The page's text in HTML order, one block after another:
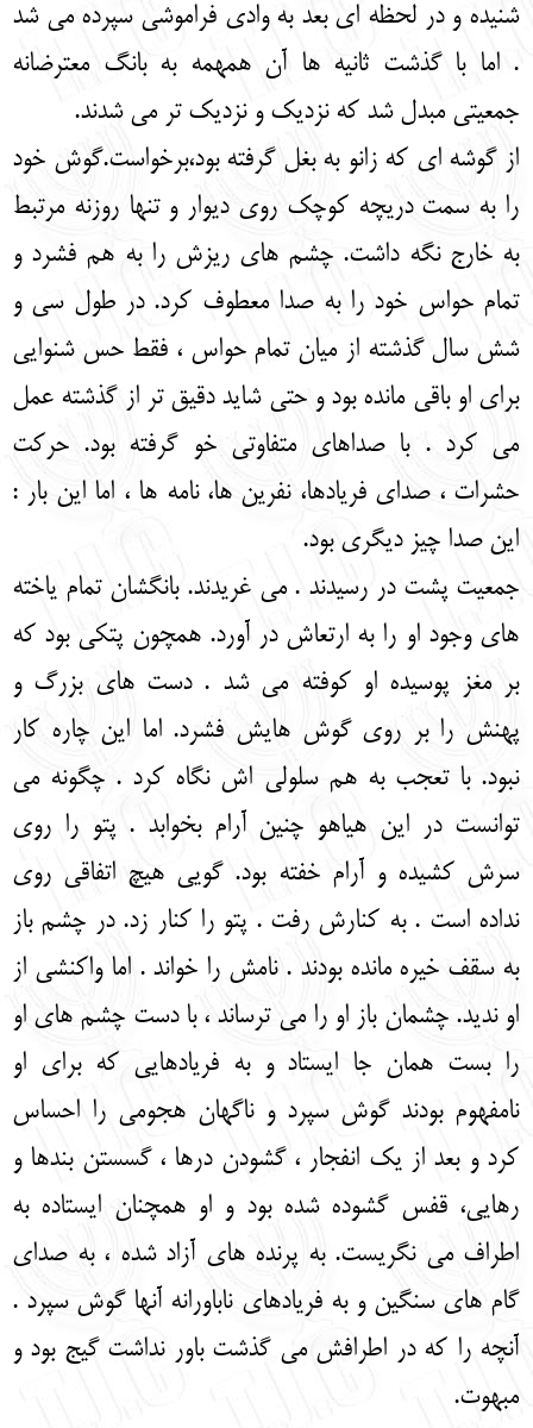
شنیده و در لحظه ای بعد به وادی فراموشی سپرده می شد
. اما با گذشت ثانیه ها آن همهمه به بانگ معترضانه
جمعیتی مبدل شد که نزدیک و نزدیک تر می شدند.
از گوشه ای که زانو به بغل گرفته بود،برخواست.گوش خود
را به سمت دریچه کوچک روی دیوار و تنها روزنه مرتبط
به خارج نگه داشت. چشم های ریزش را به هم فشرد و
تمام حواس خود را به صدا معطوف کرد. در طول سی و
شش سال گذشته از میان تمام حواس ، فقط حس شنوایی
برای او باقی مانده بود و حتی شاید دقیق تر از گذشته عمل
می کرد . با صداهای متفاوتی خو گرفته بود. حرکت
حشرات ، صدای فریادها، نفرین ها، نامه ها ، اما این بار :
این صدا چیز دیگری بود.
جمعیت پشت در رسیدند . می غریدند. بانگشان تمام یاخته
های وجود او را به ارتعاش در آورد. همچون پتکی بود که
بر مغز پوسیده او کوفته می شد . دست های بزرگ و
پهنش را بر روی گوش هایش فشرد. اما این چاره کار
نبود. با تعجب به هم سلولی اش نگاه کرد . چگونه می
توانست در این هیاهو چنین آرام بخوابد . پتو را روی
سرش کشیده و آرام خفته بود. گویی هیچ اتفاقی روی
نداده است . به کنارش رفت . پتو را کنار زد. در چشم باز
به سقف خیره مانده بودند . نامش را خواند . اما واکنشی از
او ندید. چشمان باز او را می ترساند ، با دست چشم های او
را بست همان جا ایستاد و به فریادهایی که برای او
نامفهوم بودند گوش سپرد و ناگهان هجومی را احساس
کرد و بعد از یک انفجار ، گشودن درها ، گسستن بندها و
رهایی، قفس گشوده شده بود و او همچنان ایستاده به
اطراف می نگریست. به پرنده های آزاد شده ، به صدای
گام های سنگین و به فریادهای ناباورانه آنها گوش سپرد .
آنچه را که در اطرافش می گذشت باور نداشت گیج بود و
مبهوت.